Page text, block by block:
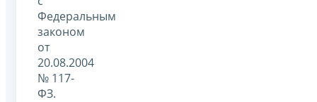
Федеральным
законом
от
20.08.2004
№ 117-
ФЗ.